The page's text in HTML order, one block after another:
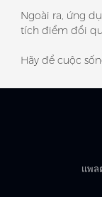
Ngoài ra, ứng
tích điểm đổi
Hãy để cuộc
แพล